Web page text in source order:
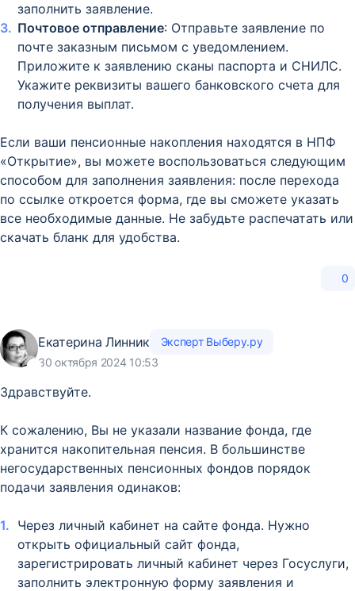
заполнить заявление.
Почтовое отправление: Отправьте заявление по
почте заказным письмом с уведомлением.
Приложите к заявлению сканы паспорта и СНИЛС.
Укажите реквизиты вашего банковского счета для
получения выплат.
Если ваши пенсионные накопления находятся в НПФ
«Открытие», вы можете воспользоваться следующим
способом для заполнения заявления: после перехода
по ссылке откроется форма, где вы сможете указать
все необходимые данные. Не забудьте распечатать или
скачать бланк для удобства.
0
Екатерина Линник
Эксперт Выберу.ру
30 октября 2024 10:53
Здравствуйте.
К сожалению, Вы не указали название фонда, где
хранится накопительная пенсия. В большинстве
негосударственных пенсионных фондов порядок
подачи заявления одинаков:
Через личный кабинет на сайте фонда. Нужно
открыть официальный сайт фонда,
зарегистрировать личный кабинет через Госуслуги,
заполнить электронную форму заявления и